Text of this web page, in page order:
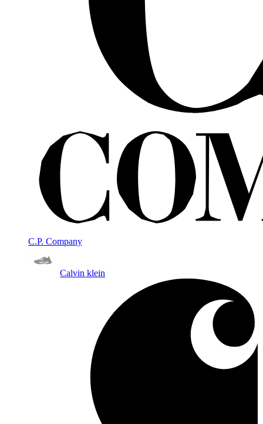
C.P. Company
Calvin klein